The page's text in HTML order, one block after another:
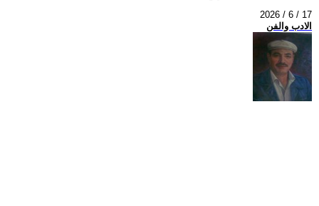
2026 / 6 / 17
الادب والفن